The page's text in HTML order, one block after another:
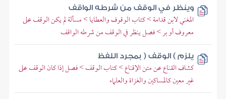
وينظر في الوقف من شرطه الواقف
المغني لابن قدامة > كتاب الوقوف والعطايا > مسألة لم يكن الوقف على
معروف أو بر > فصل ينظر في الوقف من شرطه الواقف
يلزم ) الوقف ( بمجرد اللفظ
كشاف القناع عن متن الإقناع > كتاب الوقف > فصل إذا كان الوقف على
غير معين كالمساكين والغزاة والعلماء